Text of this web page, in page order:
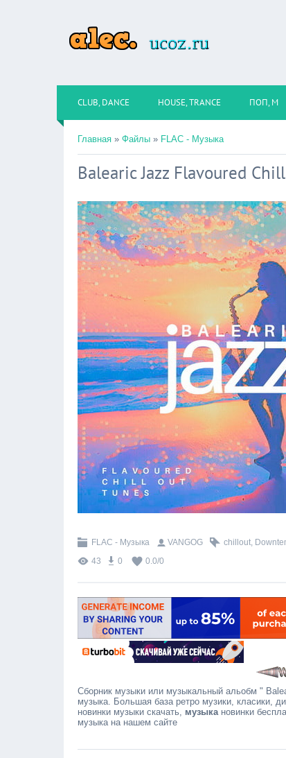
CLUB, DANCE HOUSE, TRANCE ПОП, М
Главная » Файлы » FLAC - Музыка
Balearic Jazz Flavoured
FLAC - Музыка VANGOG chillout,
43
0 0.0/0
Сборник музыки или музыкальный альобм "
музыка. Большая база ретро музики, класики,
новинки музыки скачать, музыкановинки
музыка на нашем сайте